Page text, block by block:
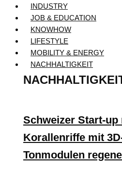
INDUSTRY
JOB & EDUCATION
KNOWHOW
LIFESTYLE
MOBILITY & ENERGY
NACHHALTIGKEIT
Schweizer Start-
Korallenriffe mit
Tonmodulen